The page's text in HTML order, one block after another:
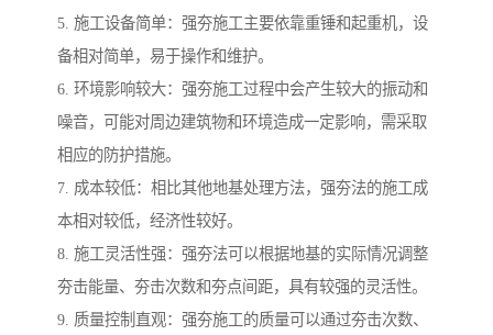
5. 施工设备简单：强夯施工主要依靠重锤和起重机，设
备相对简单，易于操作和维护。
6. 环境影响较大：强夯施工过程中会产生较大的振动和
噪音，可能对周边建筑物和环境造成一定影响，需采取
相应的防护措施。
7. 成本较低：相比其他地基处理方法，强夯法的施工成
本相对较低，经济性较好。
8. 施工灵活性强：强夯法可以根据地基的实际情况调整
夯击能量、夯击次数和夯点间距，具有较强的灵活性。
9. 质量控制直观：强夯施工的质量可以通过夯击次数、